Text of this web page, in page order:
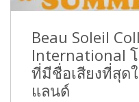
Beau Soleil
International
ที่มีชื่อเสียงที่สุด
แลนด์